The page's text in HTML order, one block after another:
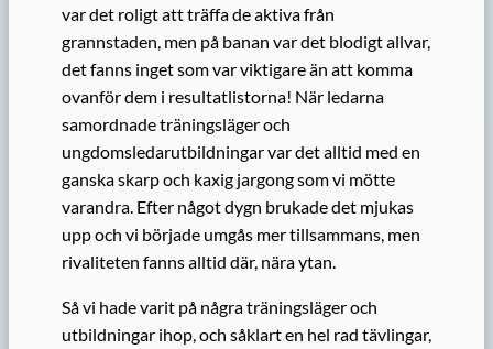
var det roligt att träffa de aktiva från
grannstaden, men på banan var det blodigt allvar,
det fanns inget som var viktigare än att komma
ovanför dem i resultatlistorna! När ledarna
samordnade träningsläger och
ungdomsledarutbildningar var det alltid med en
ganska skarp och kaxig jargong som vi mötte
varandra. Efter något dygn brukade det mjukas
upp och vi började umgås mer tillsammans, men
rivaliteten fanns alltid där, nära ytan.
Så vi hade varit på några träningsläger och
utbildningar ihop, och såklart en hel rad tävlingar,